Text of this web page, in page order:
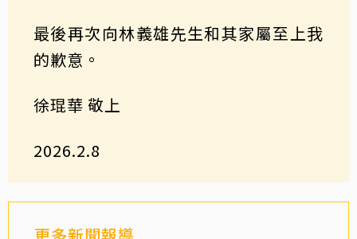
最後再次向林義雄先生和其家屬至上我
的歉意。
徐琨華 敬上
2026.2.8
更多新聞報導